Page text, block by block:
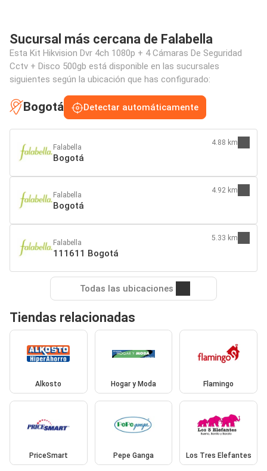
Sucursal más cercana de Falabella
Esta Kit Hikvision Dvr 4ch 1080p + 4 Cámaras De Seguridad
Cctv + Disco 500gb está disponible en las sucursales
siguientes según la ubicación que has configurado:
Bogotá Detectar automáticamente
Falabella
Bogotá
4.88 km
Falabella
Bogotá
4.92 km
Falabella
111611 Bogotá
5.33 km
Todas las ubicaciones
Tiendas relacionadas
Alkosto Hogar y Moda Flamingo
PriceSmart Pepe Ganga Los Tres Elefantes